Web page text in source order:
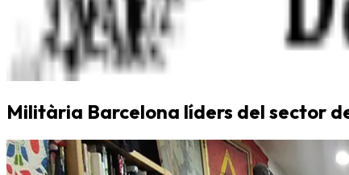
Militària Barcelona líders del sector